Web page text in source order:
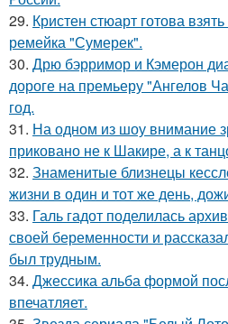
29. Кристен стюарт готова
ремейка "Сумерек".
30. Дрю бэрримор и Кэмерон
дороге на премьеру "Ангелов
год.
31. На одном из шоу внимание
приковано не к Шакире, а к
32. Знаменитые близнецы
жизни в один и тот же день,
33. Галь гадот поделилась
своей беременности и
был трудным.
34. Джессика альба формой
впечатляет.